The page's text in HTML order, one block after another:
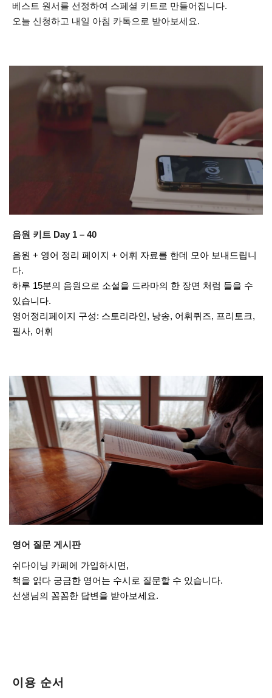
베스트 원서를 선정하여 스페셜 키트로 만들어집니다.
오늘 신청하고 내일 아침 카톡으로 받아보세요.
음원 키트 Day 1 – 40
음원 + 영어 정리 페이지 + 어휘 자료를 한데 모아 보내드립니
다.
하루 15분의 음원으로 소설을 드라마의 한 장면 처럼 들을 수
있습니다.
영어정리페이지 구성: 스토리라인, 낭송, 어휘퀴즈, 프리토크,
필사, 어휘
영어 질문 게시판
쉬다이닝 카페에 가입하시면,
책을 읽다 궁금한 영어는 수시로 질문할 수 있습니다.
선생님의 꼼꼼한 답변을 받아보세요.
이용 순서